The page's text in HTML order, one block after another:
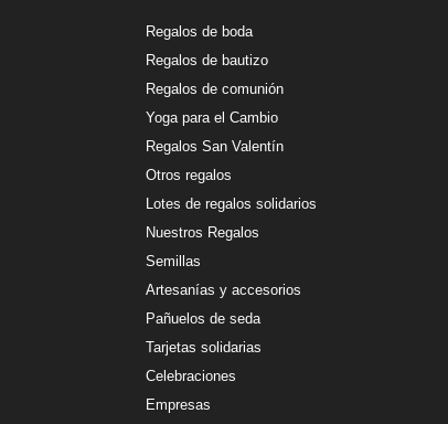
Regalos de boda
Regalos de bautizo
Regalos de comunión
Yoga para el Cambio
Regalos San Valentín
Otros regalos
Lotes de regalos solidarios
Nuestros Regalos
Semillas
Artesanías y accesorios
Pañuelos de seda
Tarjetas solidarias
Celebraciones
Empresas